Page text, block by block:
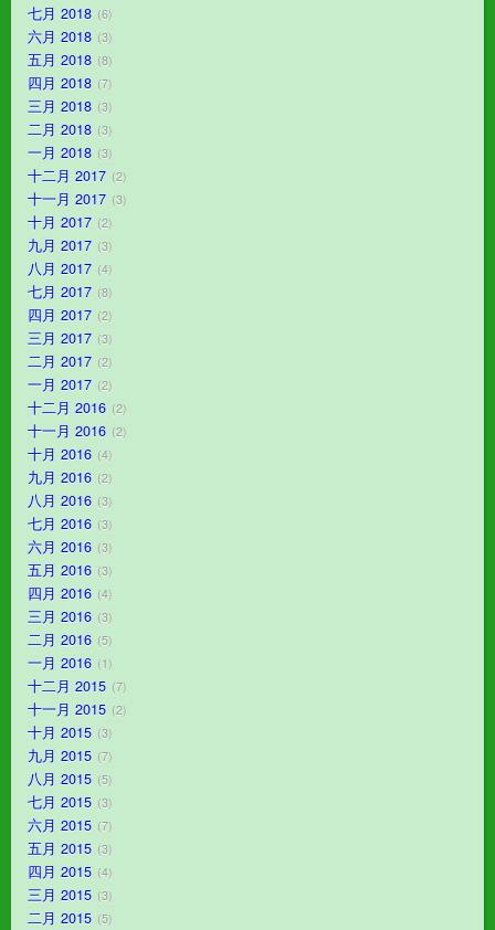
七月 2018 6
六月 2018 3
五月 2018 8
四月 2018 7
三月 2018 3
二月 2018 3
一月 2018 3
十二月 2017 2
十一月 2017 3
十月 2017 2
九月 2017 3
八月 2017 4
七月 2017 8
四月 2017 2
三月 2017 3
二月 2017 2
一月 2017 2
十二月 2016 2
十一月 2016 2
十月 2016 4
九月 2016 2
八月 2016 3
七月 2016 3
六月 2016 3
五月 2016 3
四月 2016 4
三月 2016 3
二月 2016 5
一月 2016 1
十二月 2015 7
十一月 2015 2
十月 2015 3
九月 2015 7
八月 2015 5
七月 2015 3
六月 2015 7
五月 2015 3
四月 2015 4
三月 2015 3
二月 2015 5